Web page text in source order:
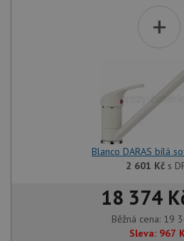
+
Blanco DARAS bílá
2 601 Kčs
18 374
Běžná cena: 19
Sleva: 967